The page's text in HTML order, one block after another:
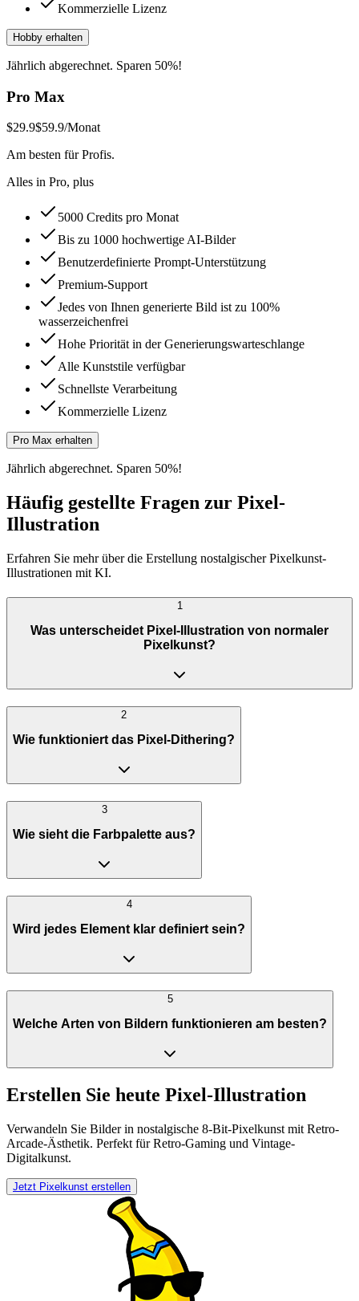
Kommerzielle Lizenz
Hobby erhalten
Jährlich abgerechnet. Sparen 50%!
Pro Max
$29.9$59.9/Monat
Am besten für Profis.
Alles in Pro, plus
5000 Credits pro Monat
Bis zu 1000 hochwertige AI-Bilder
Benutzerdefinierte Prompt-Unterstützung
Premium-Support
Jedes von Ihnen generierte Bild ist zu 100%
wasserzeichenfrei
Hohe Priorität in der Generierungswarteschlange
Alle Kunststile verfügbar
Schnellste Verarbeitung
Kommerzielle Lizenz
Pro Max erhalten
Jährlich abgerechnet. Sparen 50%!
Häufig gestellte Fragen zur Pixel-
Illustration
Erfahren Sie mehr über die Erstellung nostalgischer Pixelkunst-
Illustrationen mit KI.
1
Was unterscheidet Pixel-Illustration von normaler
Pixelkunst?
2
Wie funktioniert das Pixel-Dithering?
3
Wie sieht die Farbpalette aus?
4
Wird jedes Element klar definiert sein?
5
Welche Arten von Bildern funktionieren am besten?
Erstellen Sie heute Pixel-Illustration
Verwandeln Sie Bilder in nostalgische 8-Bit-Pixelkunst mit Retro-
Arcade-Ästhetik. Perfekt für Retro-Gaming und Vintage-
Digitalkunst.
Jetzt Pixelkunst erstellen